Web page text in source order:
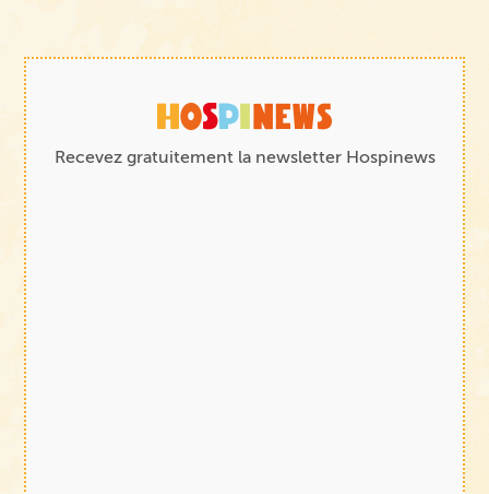
Recevez gratuitement la newsletter Hospinews